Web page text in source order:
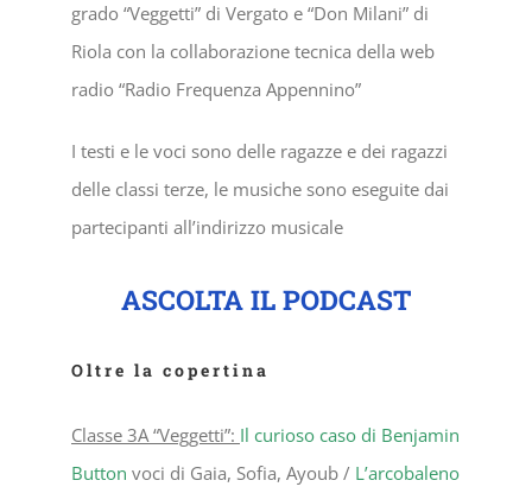
grado “Veggetti” di Vergato e “Don Milani” di
Riola con la collaborazione tecnica della web
radio “Radio Frequenza Appennino”
I testi e le voci sono delle ragazze e dei ragazzi
delle classi terze, le musiche sono eseguite dai
partecipanti all’indirizzo musicale
ASCOLTA IL PODCAST
Oltre la copertina
Classe 3A “Veggetti”: Il curioso caso di Benjamin
Button voci di Gaia, Sofia, Ayoub / L’arcobaleno